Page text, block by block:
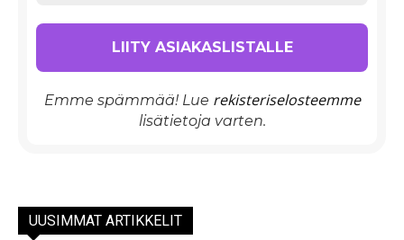
Emme spämmää! Lue rekisteriselosteemme
lisätietoja varten.
UUSIMMAT ARTIKKELIT